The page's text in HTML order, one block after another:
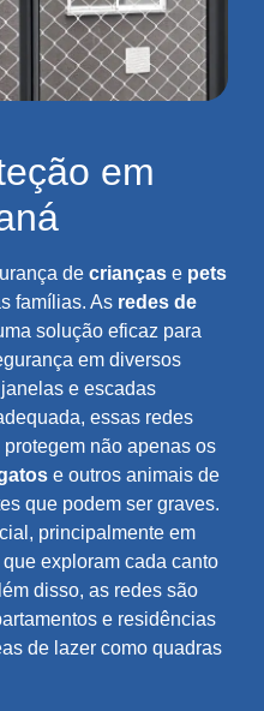
em
de crianças e pets
famílias. As redes de
solução eficaz para
em diversos
e escadas
essas redes
não apenas os
e outros animais de
que podem ser graves.
principalmente em
exploram cada canto
disso, as redes são
e residências
de lazer como quadras